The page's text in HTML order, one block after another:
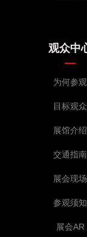
观众中
为何参观
目标观众
展馆介绍
交通指南
展会现场
参观须知
展会AR